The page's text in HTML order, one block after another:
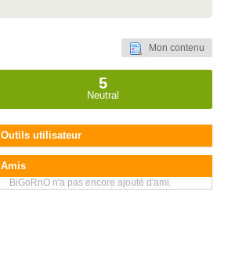
Mon contenu
5
Neutral
Outils utilisateur
Amis
BiGoRnO n'a pas encore ajouté d'ami.